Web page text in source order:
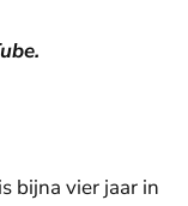
bijna vier jaar in